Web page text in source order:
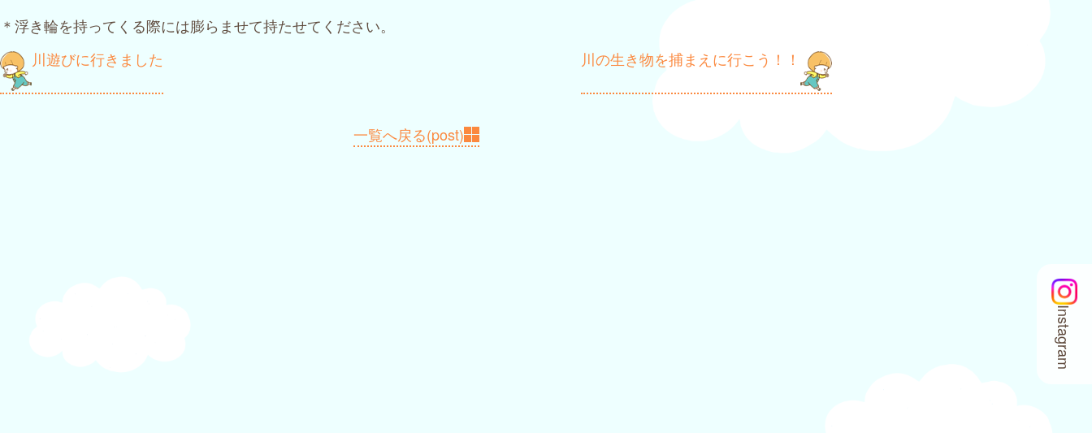
Instagram
＊浮き輪を持ってくる際には膨らませて持たせてください。
投
稿
川遊びに行きました 川の生き物を捕まえに行こう！！
一覧へ戻る(post)